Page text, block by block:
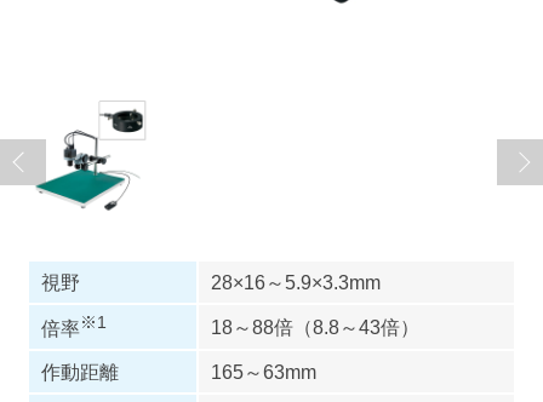
視野 28×16～5.9×3.3mm
倍率※1 18～88倍（8.8～43倍）
作動距離
165～63mm